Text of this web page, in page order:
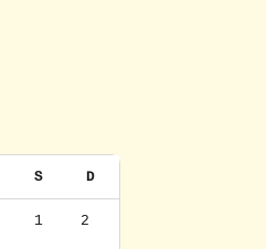
S D
1 2